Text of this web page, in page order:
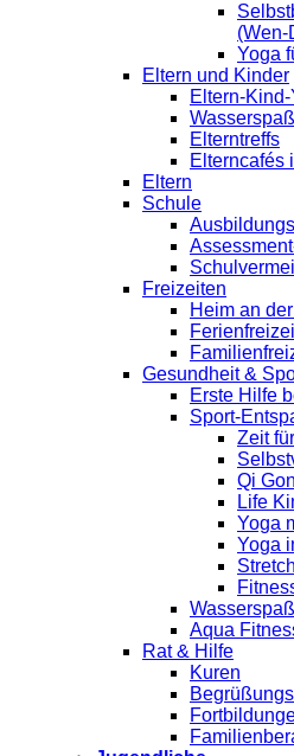
(Wen-
Yoga
Eltern und Kinder
Eltern-Kind-
Elterntreffs
Elterncafés
Eltern
Schule
Freizeiten
Heim an
Gesundheit &
Erste Hilfe
Sport-
Zeit
Qi
Life
Yoga
Yoga
Aqua
Rat & Hilfe
Kuren